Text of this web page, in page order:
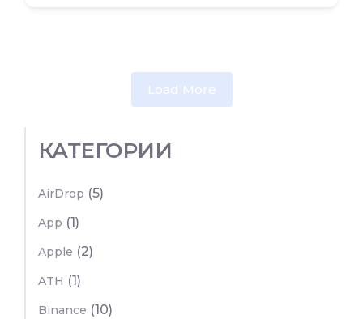
Load More
КАТЕГОРИИ
AirDrop (5)
App (1)
Apple (2)
ATH (1)
Binance (10)